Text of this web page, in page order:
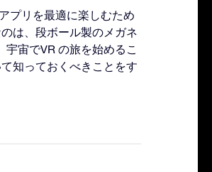
プリを最適に楽しむため
は、段ボール製のメガネ
宙でVR の旅を始めるこ
知っておくべきことをす